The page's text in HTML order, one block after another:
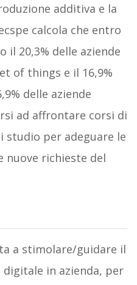
additiva e la
calcola che entro
il 20,3% delle aziende
of things e il 16,9%
delle aziende
ad affrontare corsi di
studio per adeguare le
nuove richieste del
a stimolare/guidare il
digitale in azienda, per